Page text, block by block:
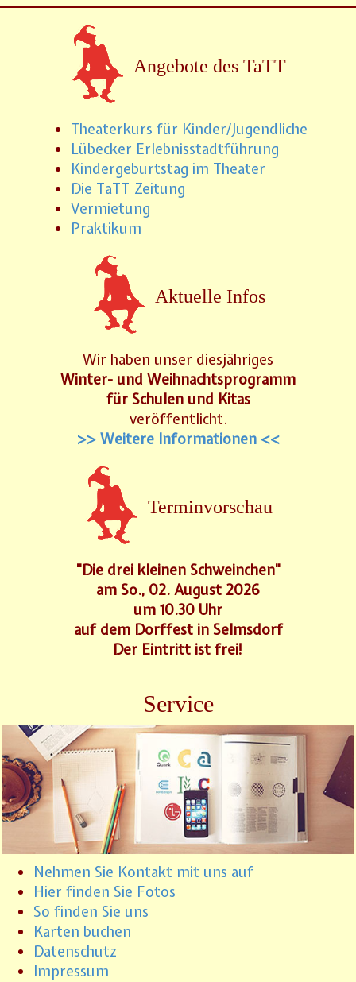
Angebote des TaTT
Theaterkurs für Kinder/Jugendliche
Lübecker Erlebnisstadtführung
Kindergeburtstag im Theater
Die TaTT Zeitung
Vermietung
Praktikum
Aktuelle Infos
Wir haben unser diesjähriges
Winter- und Weihnachtsprogramm
für Schulen und Kitas
veröffentlicht.
>> Weitere Informationen <<
Terminvorschau
"Die drei kleinen Schweinchen"
am So., 02. August 2026
um 10.30 Uhr
auf dem Dorffest in Selmsdorf
Der Eintritt ist frei!
Service
Nehmen Sie Kontakt mit uns auf
Hier finden Sie Fotos
So finden Sie uns
Karten buchen
Datenschutz
Impressum